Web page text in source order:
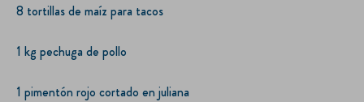
8 tortillas de maíz para tacos
1 kg pechuga de pollo
1 pimentón rojo cortado en juliana